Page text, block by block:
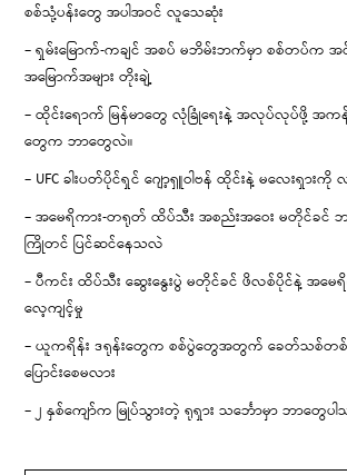
စစ်သုံ့ပန်းတွေ အပါအဝင် လူသေဆုံး
– ရှမ်းမြောက်-ကချင် အစပ် မဘိမ်းဘက်မှာ စစ်တပ်က အ
အမြောက်အများ တိုးချဲ့
– ထိုင်းရောက် မြန်မာတွေ လုံခြုံရေးနဲ့ အလုပ်လုပ်ဖို့ အ
တွေက ဘာတွေလဲ။
– UFC ခါးပတ်ပိုင်ရှင် ဂျော့ရှူဝါဗန် ထိုင်းနဲ့ မလေးရှားကို
– အမေရိကား-တရုတ် ထိပ်သီး အစည်းအဝေး မတိုင်ခင်
ကြိုတင် ပြင်ဆင်နေသလဲ
– ပီကင်း ထိပ်သီး ဆွေးနွေးပွဲ မတိုင်ခင် ဖိလစ်ပိုင်နဲ့ အမေ
လေ့ကျင့်မှု
– ယူကရိန်း ဒရုန်းတွေက စစ်ပွဲတွေအတွက် ခေတ်သစ်တ
ပြောင်းစေမလား
– ၂ နှစ်ကျော်က မြုပ်သွားတဲ့ ရုရှား သင်္ဘောမှာ ဘာတွေပ